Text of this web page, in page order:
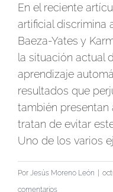
En el reciente
artificial discrimina
Baeza-Yates y
la situación actual
aprendizaje
resultados que
también presentan
tratan de evitar
Uno de los varios
Por Jesús Moreno León
comentarios